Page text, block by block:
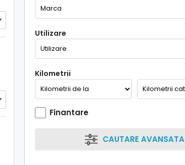
Utilizare
Kilometrii
Finantare
CAUTARE AVANSATA